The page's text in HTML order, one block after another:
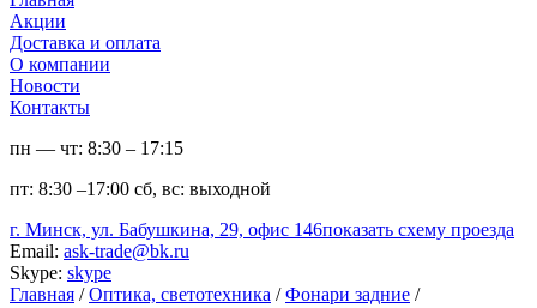
Акции
Доставка и оплата
О компании
Новости
Контакты
пн — чт: 8:30 – 17:15
пт: 8:30 –17:00 сб, вс: выходной
г. Минск, ул. Бабушкина, 29, офис 146показать схему проезда
Email: ask-trade@bk.ru
Skype: skype
Главная / Оптика, светотехника / Фонари задние /